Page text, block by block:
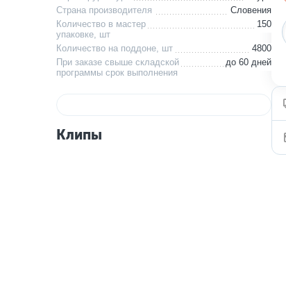
Страна производителя
Словения
Количество в мастер
упаковке, шт
150
Количество на поддоне, шт
4800
При заказе свыше складской
программы срок выполнения
до 60 дней
Клипы